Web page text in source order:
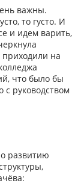
важны.
то густо. И
и идем варить,
на
что было бы
с руководством
развитию